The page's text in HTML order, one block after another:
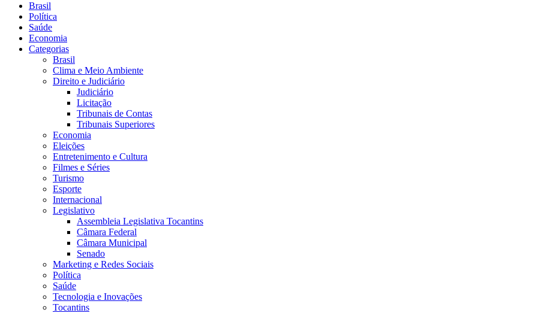
Brasil
Política
Saúde
Economia
Categorias
Brasil
Clima e Meio Ambiente
Direito e Judiciário
Judiciário
Licitação
Tribunais de Contas
Tribunais Superiores
Economia
Eleições
Entretenimento e Cultura
Filmes e Séries
Turismo
Esporte
Internacional
Legislativo
Assembleia Legislativa Tocantins
Câmara Federal
Câmara Municipal
Senado
Marketing e Redes Sociais
Política
Saúde
Tecnologia e Inovações
Tocantins